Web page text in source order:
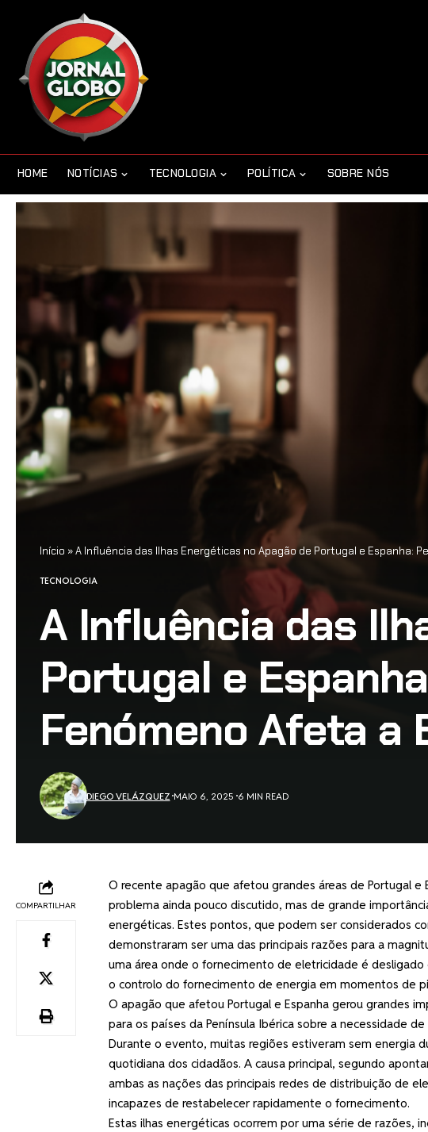
HOME NOTÍCIAS TECNOLOGIA POLÍTICA SOBRE NÓS
Início »A Influência das Ilhas Energéticas no Apagão de Portugal e Espanha:
TECNOLOGIA
A Influência das
Portugal e
Fenómeno Afeta a
DIEGO VELÁZQUEZ MAIO 6, 2025 6 MIN READ
COMPARTILHAR
O recente apagão que afetou grandes áreas de Portugal
problema ainda pouco discutido, mas de grande
energéticas. Estes pontos, que podem ser considerados
demonstraram ser uma das principais razões para a
uma área onde o fornecimento de eletricidade é
o controlo do fornecimento de energia em momentos de
O apagão que afetou Portugal e Espanha gerou grandes
para os países da Península Ibérica sobre a necessidade
Durante o evento, muitas regiões estiveram sem energia
quotidiana dos cidadãos. A causa principal, segundo
ambas as nações das principais redes de distribuição de
incapazes de restabelecer rapidamente o fornecimento.
Estas ilhas energéticas ocorrem por uma série de razões,